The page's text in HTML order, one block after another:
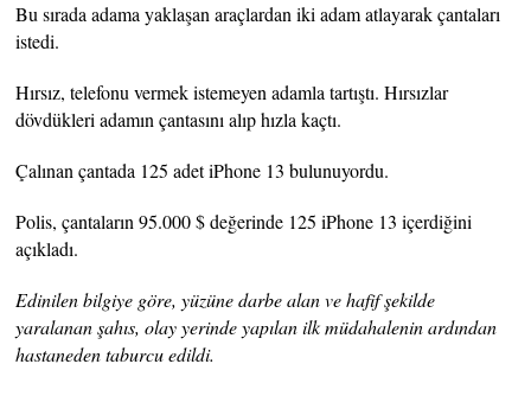
Bu sırada adama yaklaşan araçlardan iki adam atlayarak çantaları
istedi.
Hırsız, telefonu vermek istemeyen adamla tartıştı. Hırsızlar
dövdükleri adamın çantasını alıp hızla kaçtı.
Çalınan çantada 125 adet iPhone 13 bulunuyordu.
Polis, çantaların 95.000 $ değerinde 125 iPhone 13 içerdiğini
açıkladı.
Edinilen bilgiye göre, yüzüne darbe alan ve hafif şekilde
yaralanan şahıs, olay yerinde yapılan ilk müdahalenin ardından
hastaneden taburcu edildi.